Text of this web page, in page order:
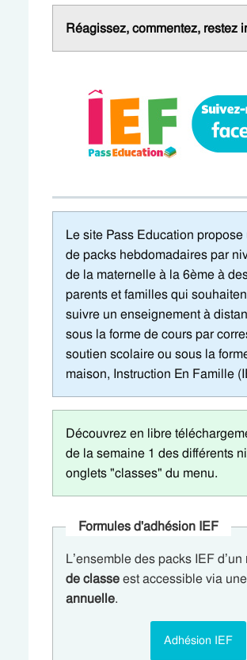
Réagissez, commentez, restez
Le site Pass Education
de packs hebdomadaires par
de la maternelle à la 6ème à
parents et familles qui
suivre un enseignement à
sous la forme de cours par
soutien scolaire ou sous la
maison, Instruction En Famille
Découvrez en libre
de la semaine 1 des différents
onglets "classes" du menu.
Formules d'adhésion IEF
L’ensemble des packs IEF d’un
de classeest accessible via une
annuelle.
Adhésion IEF